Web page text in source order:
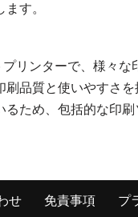
す。
リンターで、様々な
品質と使いやすさ
ため、包括的な印
せ 免責事項 プ